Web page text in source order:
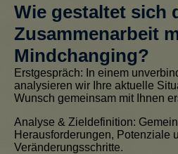
Wie gestaltet sich
Zusammenarbeit
Mindchanging?
Erstgespräch: In einem
analysieren wir Ihre aktuelle
Wunsch gemeinsam mit Ihnen
Analyse & Zieldefinition:
Herausforderungen, Potenziale
Veränderungsschritte.